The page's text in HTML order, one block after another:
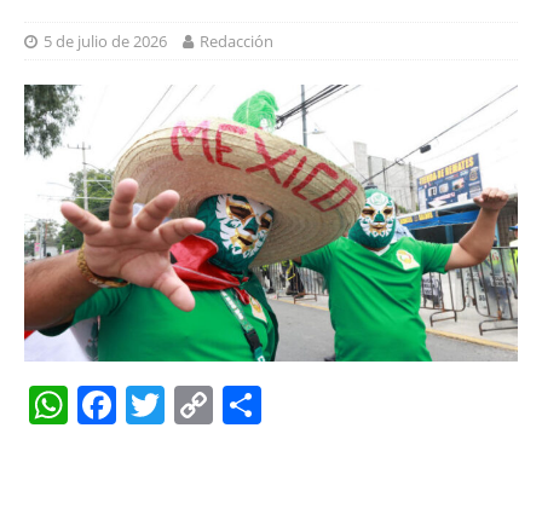
5 de julio de 2026 Redacción
W F T C